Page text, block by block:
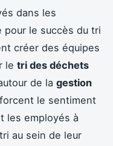
dans les
pour le succès du tri
créer des équipes
le tri des déchets
de la gestion
le sentiment
les employés à
au sein de leur